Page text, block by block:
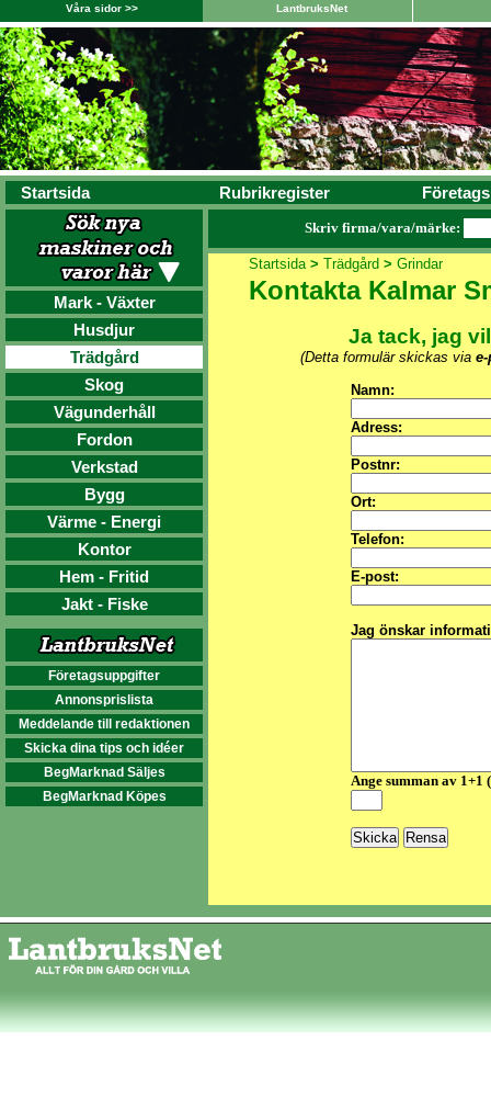
Våra sidor >> LantbruksNet
Startsida Rubrikregister
Mark - Växter
Husdjur
Trädgård
Skog
Vägunderhåll
Fordon
Verkstad
Bygg
Värme - Energi
Kontor
Hem - Fritid
Jakt - Fiske
Företagsuppgifter
Annonsprislista
Meddelande till redaktionen
Skicka dina tips och idéer
BegMarknad Säljes
BegMarknad Köpes
Skriv firma/vara/märke:
Startsida> Trädgård > Grindar
Kontakta Kalmar
Ja tack, jag
(Detta formulär skickas via
Namn:
Adress:
Postnr:
Ort:
Telefon:
E-post:
Jag önskar
Ange summan av 1+1